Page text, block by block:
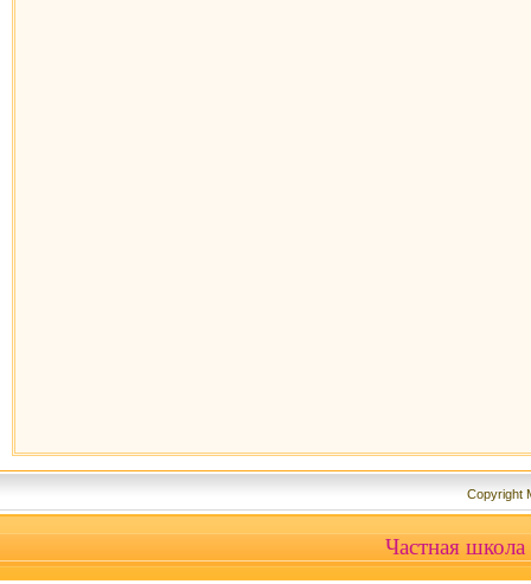
Copyright
Частная